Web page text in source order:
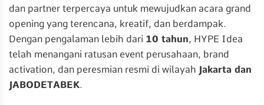
dan partner terpercaya untuk mewujudkan acara grand
opening yang terencana, kreatif, dan berdampak.
Dengan pengalaman lebih dari 10 tahun, HYPE Idea
telah menangani ratusan event perusahaan, brand
activation, dan peresmian resmi di wilayah Jakarta dan
JABODETABEK.